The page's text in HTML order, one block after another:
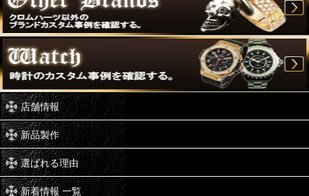
店舗情報
新品製作
選ばれる理由
新着情報 一覧